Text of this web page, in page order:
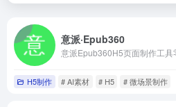
意派·Epub360
H5制作 # AI素材 # H5 # 微场景制作